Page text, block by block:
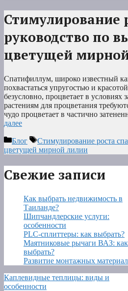
Стимулирование
руководство по
цветущей
Спатифиллум, широко известный
похвастаться упругостью и
безусловно, процветает в
растениям для процветания
чудо процветает в частично
далее
Рубрики
Блог Метки
Стимулирование роста
цветущей мирной лилии
Свежие записи
Как выбрать недвижимость в
Таиланде?
Шипчандлерские услуги:
особенности
PLC-сплиттеры: как выбрать?
Маятниковые рычаги ВАЗ: как
выбрать?
Развитие монтажных
Каплевидные теплицы: виды и
особенности